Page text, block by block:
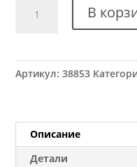
товара
26.01
42x2
мм
В
Артикул:38853
Описание
Детали